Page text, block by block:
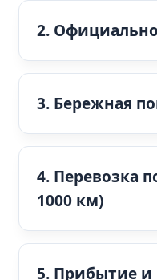
2.
3. Бережная
4. Перевозка
1000 км)
5. Прибытие и